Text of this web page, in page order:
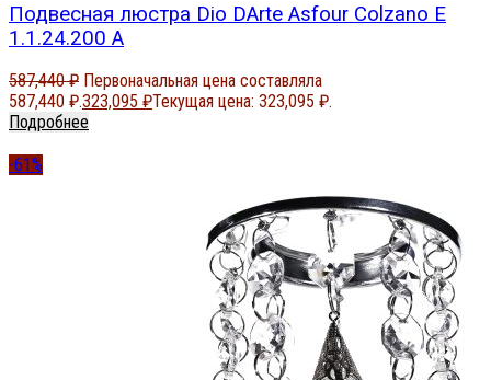
Подвесная люстра Dio DArte Asfour Colzano E
1.1.24.200 A
587,440₽ Первоначальная цена составляла
587,440 ₽.323,095 ₽Текущая цена: 323,095 ₽.
Подробнее
-61%